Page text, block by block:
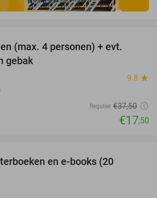
(max. 4 personen) + evt.
gebak
9.8 star
Regulier €37,50
€17,50
en e-books (20